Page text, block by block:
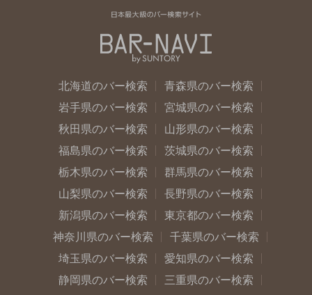
北海道のバー検索
青森県のバー検索
岩手県のバー検索
宮城県のバー検索
秋田県のバー検索
山形県のバー検索
福島県のバー検索
茨城県のバー検索
栃木県のバー検索
群馬県のバー検索
山梨県のバー検索
長野県のバー検索
新潟県のバー検索
東京都のバー検索
神奈川県のバー検索
千葉県のバー検索
埼玉県のバー検索
愛知県のバー検索
静岡県のバー検索
三重県のバー検索